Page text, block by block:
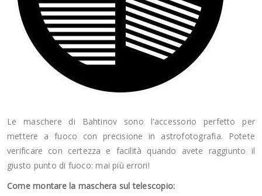
Le maschere di Bahtinov sono l'accessorio perfetto per
mettere a fuoco con precisione in astrofotografia. Potete
verificare con certezza e facilità quando avete raggiunto il
giusto punto di fuoco: mai più errori!
Come montare la maschera sul telescopio: